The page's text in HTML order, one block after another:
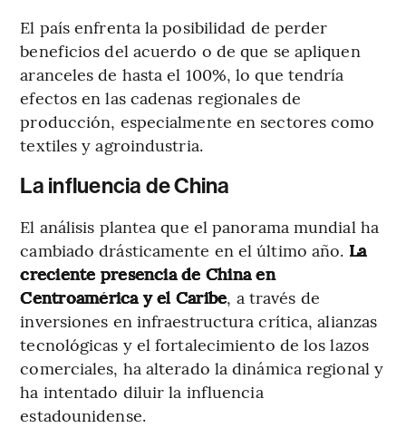
El país enfrenta la posibilidad de perder
beneficios del acuerdo o de que se apliquen
aranceles de hasta el 100%, lo que tendría
efectos en las cadenas regionales de
producción, especialmente en sectores como
textiles y agroindustria.
La influencia de China
El análisis plantea que el panorama mundial ha
cambiado drásticamente en el último año. La
creciente presencia de China en
Centroamérica y el Caribe, a través de
inversiones en infraestructura crítica, alianzas
tecnológicas y el fortalecimiento de los lazos
comerciales, ha alterado la dinámica regional y
ha intentado diluir la influencia
estadounidense.